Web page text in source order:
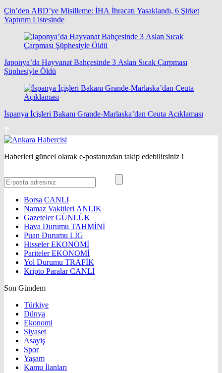
Çin’den ABD’ye Misilleme: İHA İhracatı Yasaklandı, 6 Şirket
Yaptırım Listesinde
Japonya’da Hayvanat Bahçesinde 3 Aslan Sıcak Çarpması
Şüphesiyle Öldü
İspanya İçişleri Bakanı Grande-Marlaska’dan Ceuta Açıklaması
Haberleri güncel olarak e-postanızdan takip edebilirsiniz !
Borsa CANLI
Namaz Vakitleri ANLIK
GazetelerGÜNLÜK
Hava Durumu TAHMİNİ
Puan Durumu LİG
HisselerEKONOMİ
ParitelerEKONOMİ
Yol Durumu TRAFİK
Kripto ParalarCANLI
Son Gündem
Türkiye
Dünya
Ekonomi
Siyaset
Asayiş
Spor
Yaşam
Kamu İlanları